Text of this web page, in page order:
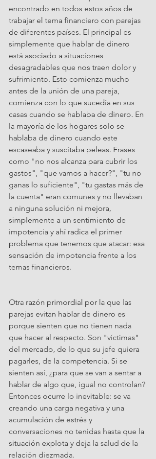
encontrado en todos estos años de
trabajar el tema financiero con parejas
de diferentes países. El principal es
simplemente que hablar de dinero
está asociado a situaciones
desagradables que nos traen dolor y
sufrimiento. Esto comienza mucho
antes de la unión de una pareja,
comienza con lo que sucedía en sus
casas cuando se hablaba de dinero. En
la mayoría de los hogares solo se
hablaba de dinero cuando este
escaseaba y suscitaba peleas. Frases
como "no nos alcanza para cubrir los
gastos", "que vamos a hacer?", "tu no
ganas lo suficiente", "tu gastas más de
la cuenta" eran comunes y no llevaban
a ninguna solución ni mejora,
simplemente a un sentimiento de
impotencia y ahí radica el primer
problema que tenemos que atacar: esa
sensación de impotencia frente a los
temas financieros.
Otra razón primordial por la que las
parejas evitan hablar de dinero es
porque sienten que no tienen nada
que hacer al respecto. Son "víctimas"
del mercado, de lo que su jefe quiera
pagarles, de la competencia. Si se
sienten así, ¿para que se van a sentar a
hablar de algo que, igual no controlan?
Entonces ocurre lo inevitable: se va
creando una carga negativa y una
acumulación de estrés y
conversaciones no tenidas hasta que la
situación explota y deja la salud de la
relación diezmada.